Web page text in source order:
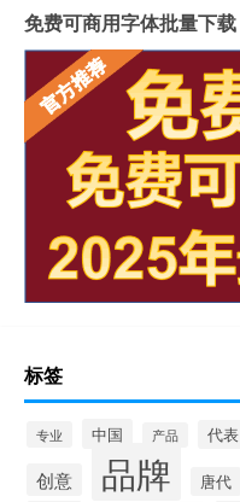
免费可商用字体批量下载
标签
专业 中国 产品 代表
创意 品牌 唐代